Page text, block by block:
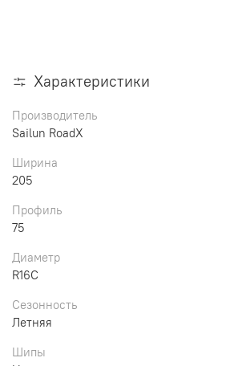
Характеристики
Производитель
Sailun RoadX
Ширина
205
Профиль
75
Диаметр
R16C
Сезонность
Летняя
Шипы